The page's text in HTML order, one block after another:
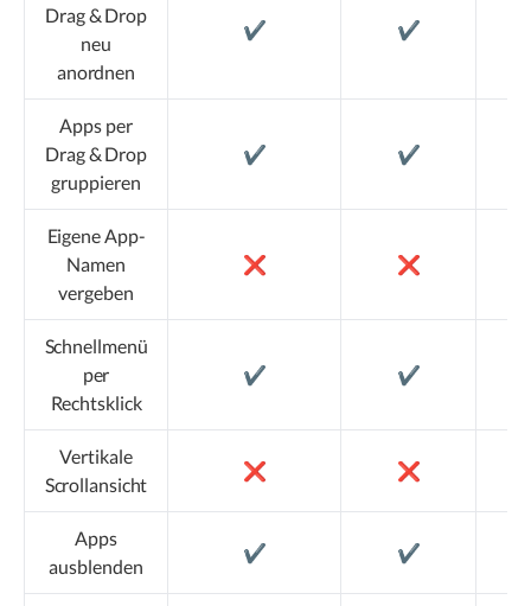
Drag & Drop
neu
anordnen
✔️ ✔️
Apps per
Drag & Drop
gruppieren
✔️ ✔️
Eigene App-
Namen
vergeben
❌ ❌
Schnellmenü
per
Rechtsklick
✔️ ✔️
Vertikale
Scrollansicht
❌ ❌
Apps
ausblenden
✔️ ✔️